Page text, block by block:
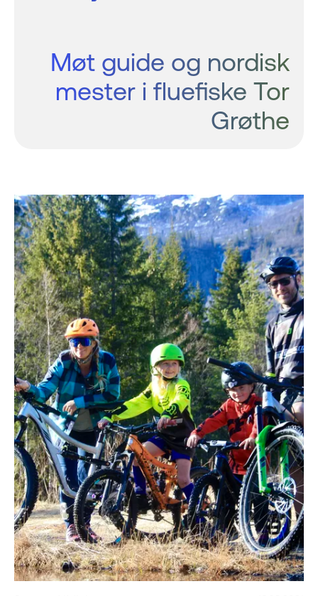
Møt guide og nordisk
mester i fluefiske Tor
Grøthe